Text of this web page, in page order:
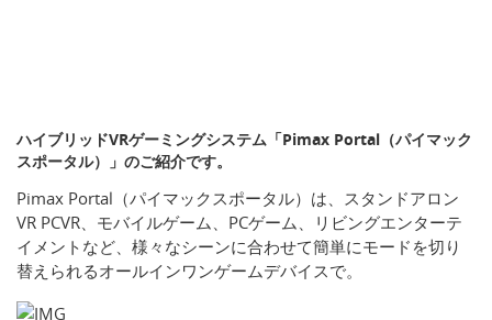
ハイブリッドVRゲーミングシステム「Pimax Portal（パイマック
スポータル）」のご紹介です。
Pimax Portal（パイマックスポータル）は、スタンドアロン
VR PCVR、モバイルゲーム、PCゲーム、リビングエンターテ
イメントなど、様々なシーンに合わせて簡単にモードを切り
替えられるオールインワンゲームデバイスで。